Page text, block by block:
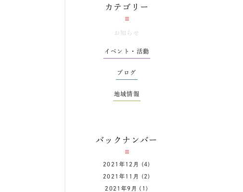
カテゴリー
お知らせ
イベント・活動
ブログ
地域情報
バックナンバー
2021年12月 (4)
2021年11月 (2)
2021年9月 (1)